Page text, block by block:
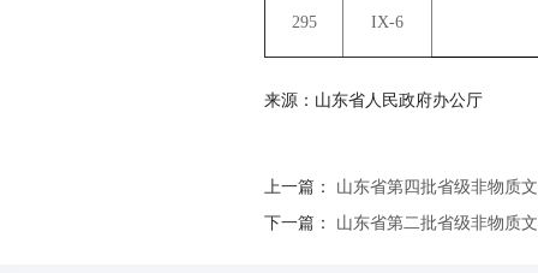
295 IX-6
来源：山东省人民政府办公厅
上一篇： 山东省第四批省级非物质
下一篇： 山东省第二批省级非物质